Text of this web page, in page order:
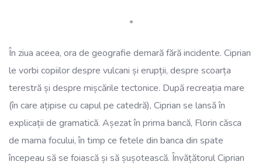
*
În ziua aceea, ora de geografie demară fără incidente. Ciprian
le vorbi copiilor despre vulcani și erupții, despre scoarța
terestră și despre mișcările tectonice. După recreația mare
(în care ațipise cu capul pe catedră), Ciprian se lansă în
explicații de gramatică. Așezat în prima bancă, Florin căsca
de mama focului, în timp ce fetele din banca din spate
începeau să se foiască și să șușotească. Învățătorul Ciprian